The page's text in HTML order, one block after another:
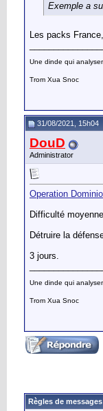
Exemple a
Les packs
Une dinde qui
Trom Xua Snoc
31/08/2021, 15h04
DouD
Administrator
Operation
Difficulté
Détruire la
3 jours.
Une dinde qui
Trom Xua Snoc
Règles de messages